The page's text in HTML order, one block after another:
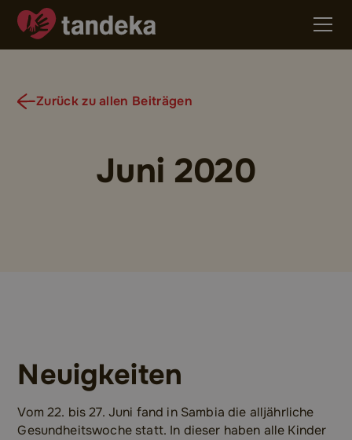
Zurück zu allen Beiträgen
Juni 2020
Neuigkeiten
Vom 22. bis 27. Juni fand in Sambia die alljährliche
Gesundheitswoche statt. In dieser haben alle Kinder